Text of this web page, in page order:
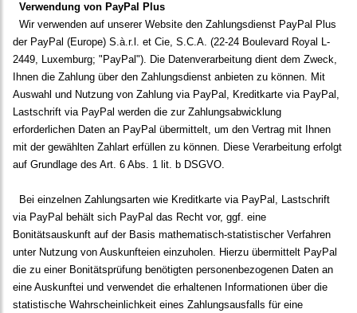
Verwendung von PayPal Plus
Wir verwenden auf unserer Website den Zahlungsdienst PayPal Plus
der PayPal (Europe) S.à.r.l. et Cie, S.C.A. (22-24 Boulevard Royal L-
2449, Luxemburg; "PayPal"). Die Datenverarbeitung dient dem Zweck,
Ihnen die Zahlung über den Zahlungsdienst anbieten zu können. Mit
Auswahl und Nutzung von Zahlung via PayPal, Kreditkarte via PayPal,
Lastschrift via PayPal werden die zur Zahlungsabwicklung
erforderlichen Daten an PayPal übermittelt, um den Vertrag mit Ihnen
mit der gewählten Zahlart erfüllen zu können. Diese Verarbeitung erfolgt
auf Grundlage des Art. 6 Abs. 1 lit. b DSGVO.
Bei einzelnen Zahlungsarten wie Kreditkarte via PayPal, Lastschrift
via PayPal behält sich PayPal das Recht vor, ggf. eine
Bonitätsauskunft auf der Basis mathematisch-statistischer Verfahren
unter Nutzung von Auskunfteien einzuholen. Hierzu übermittelt PayPal
die zu einer Bonitätsprüfung benötigten personenbezogenen Daten an
eine Auskunftei und verwendet die erhaltenen Informationen über die
statistische Wahrscheinlichkeit eines Zahlungsausfalls für eine